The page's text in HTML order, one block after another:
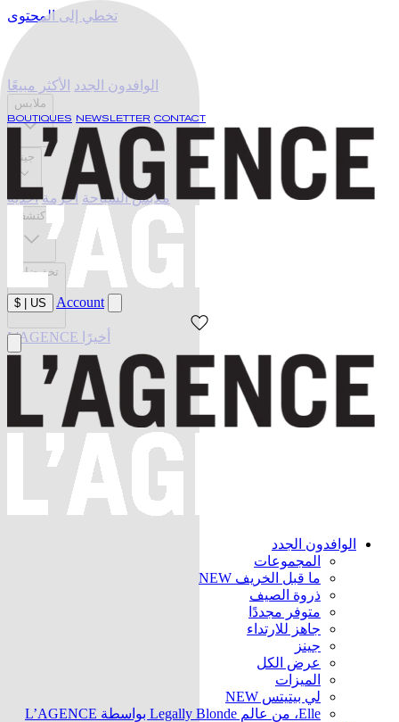
تخطي إلى المحتوى
BOUTIQUES NEWSLETTER CONTACT
US
$ Account
الوافدون الجدد
المجموعات
ما قبل الخريف NEW
ذروة الصيف
متوفر مجددًا
جاهز للارتداء
جينز
عرض الكل
الميزات
لي بيتيتس NEW
Elle، من عالم Legally Blonde بواسطة L’AGENCE
الوافدون الجدد الأكثر مبيعًا
ملابس
جينز
ملابس السباحة أحزمة أحذية
اكتشف
تخفيضات
L'AGENCE أخيرًا